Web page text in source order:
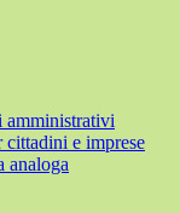
amministrativi
e imprese
analoga